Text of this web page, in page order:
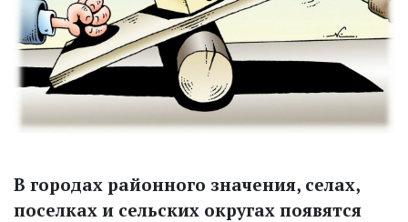
В городах районного значения, селах,
поселках и сельских округах появятся